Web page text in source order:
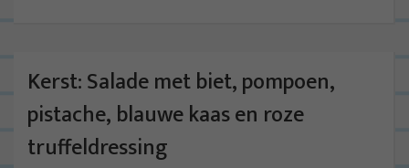
Kerst: Salade met biet, pompoen,
pistache, blauwe kaas en roze
truffeldressing